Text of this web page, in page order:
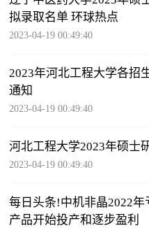
拟录取名单 环球热点
2023-04-19 00:49:40
2023年河北工程大学各招
通知
2023-04-19 00:49:40
河北工程大学2023年硕士
2023-04-19 00:49:40
每日头条!中机非晶2022
产品开始投产和逐步盈利